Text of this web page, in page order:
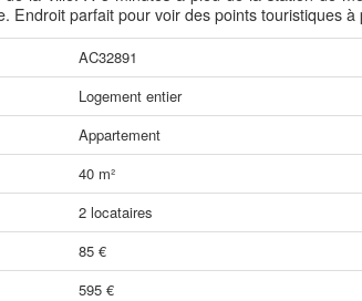
Endroit parfait pour voir des points touristiques à
AC32891
Logement entier
Appartement
40 m²
2 locataires
85 €
595 €